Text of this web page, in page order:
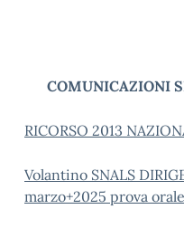
COMUNICAZIONI
RICORSO 2013
Volantino SNALS
marzo+2025 prova orale